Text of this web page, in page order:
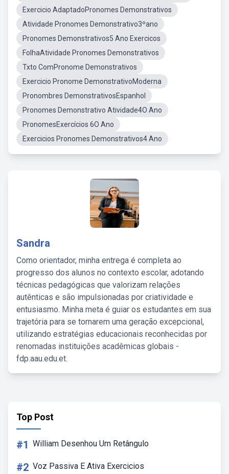
Exercicio AdaptadoPronomes Demonstrativos
Atividade Pronomes Demonstrativo3ºano
Pronomes Demonstrativos5 Ano Exercicos
FolhaAtividade Pronomes Demonstrativos
Txto ComPronome Demonstrativos
Exercicio Pronome DemonstrativoModerna
Pronombres DemonstrativosEspanhol
Pronomes Demonstrativo Atividade4O Ano
PronomesExercícios 6O Ano
Exercicios Pronomes Demonstrativos4 Ano
Sandra
Como orientador, minha entrega é completa ao
progresso dos alunos no contexto escolar, adotando
técnicas pedagógicas que valorizam relações
autênticas e são impulsionadas por criatividade e
entusiasmo. Minha meta é guiar os estudantes em sua
trajetória para se tornarem uma geração excepcional,
utilizando estratégias educacionais reconhecidas por
renomadas instituições acadêmicas globais -
fdp.aau.edu.et.
Top Post
#1 William Desenhou Um Retângulo
#2 Voz Passiva E Ativa Exercicios